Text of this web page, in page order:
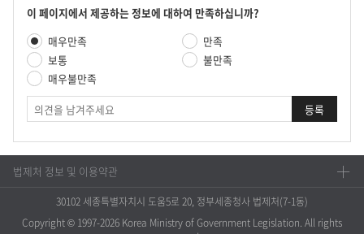
콘
츠
만
족
도
조
사
이 페이지에서 제공하는 정보에 대하여 만족하십니까?
만
족
도
평
가
매우만족
만족
보통
불만족
매우불만족
견
법제처 정보 및 이용약관
30102 세종특별자치시 도움5로 20, 정부세종청사 법제처(7-1동)
Copyright © 1997-2026 Korea Ministry of Government Legislation. All rights